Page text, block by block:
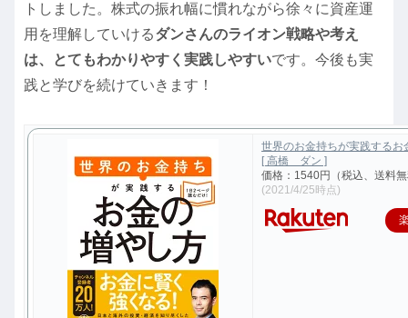
トしました。株式の振れ幅に慣れながら徐々に資産運
用を理解していけるダンさんのライオン戦略や考え
は、とてもわかりやすく実践しやすいです。今後も実
践と学びを続けていきます！
世界のお金持ちが実践するお
[ 高橋 ダン ]
価格：1540円（税込、送料
(2021/4/25時点)